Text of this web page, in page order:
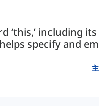
‘this,’ including
helps specify and